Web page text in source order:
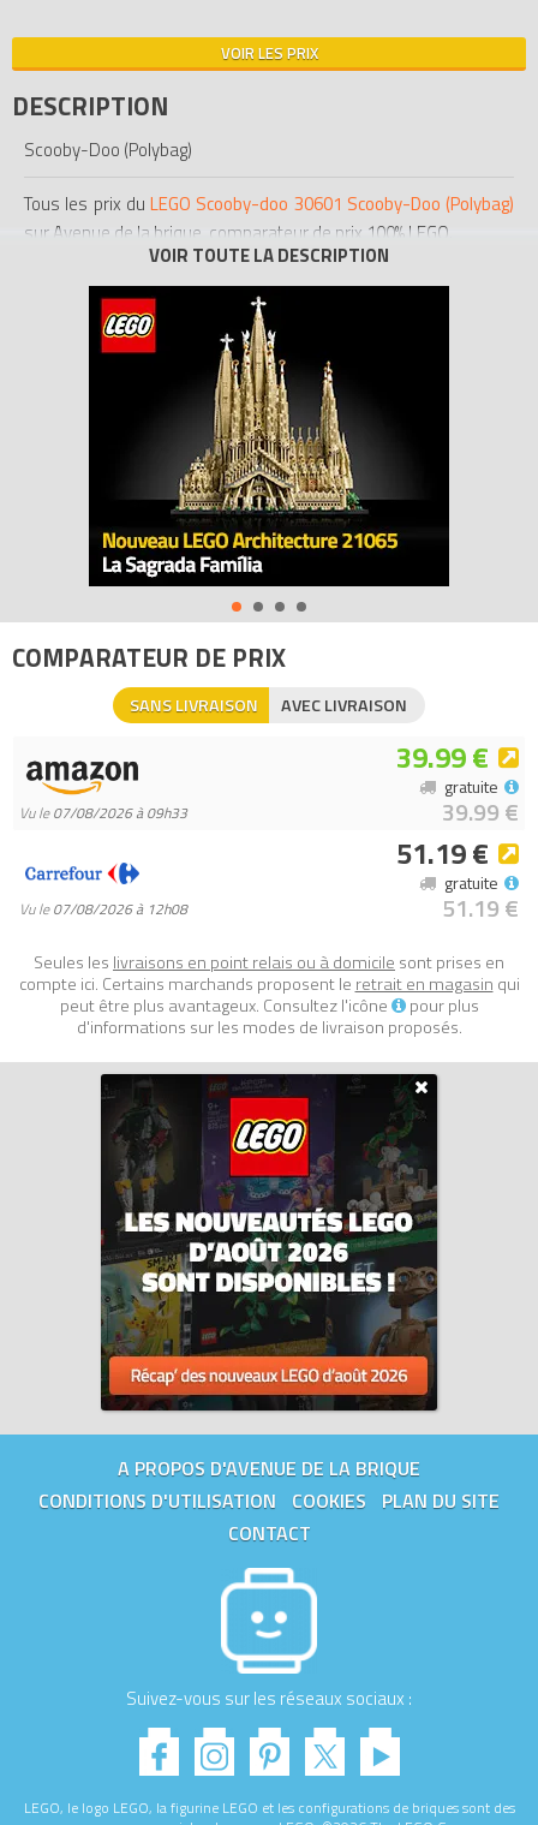
VOIR LES PRIX
DESCRIPTION
Scooby-Doo (Polybag)
Tous les prix du LEGO Scooby-doo 30601 Scooby-Doo (Polybag)
sur Avenue de la brique, comparateur de prix 100% LEGO.
Codes EAN du LEGO Scooby-doo 30601 : 5702015773348,
0673419260886.
COMPARATEUR DE PRIX
SANS LIVRAISON AVEC LIVRAISON
Vu le07/08/2026 à 09h33
39.99 €
39.99 €
gratuite
Vu le07/08/2026 à 12h08
51.19 €
51.19 €
gratuite
Seules les livraisons en point relais ou à domicile sont prises en
compte ici. Certains marchands proposent le retrait en magasin qui
peut être plus avantageux. Consultez l'icône
pour plus
d'informations sur les modes de livraison proposés.
A PROPOS D'AVENUE DE LA BRIQUE
CONDITIONS D'UTILISATION
COOKIES
PLAN DU SITE
CONTACT
Suivez-vous sur les réseaux sociaux :
LEGO, le logo LEGO, la figurine LEGO et les configurations de briques sont des